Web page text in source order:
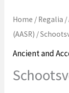
Home / Regalia /
(AASR) /
Ancient and